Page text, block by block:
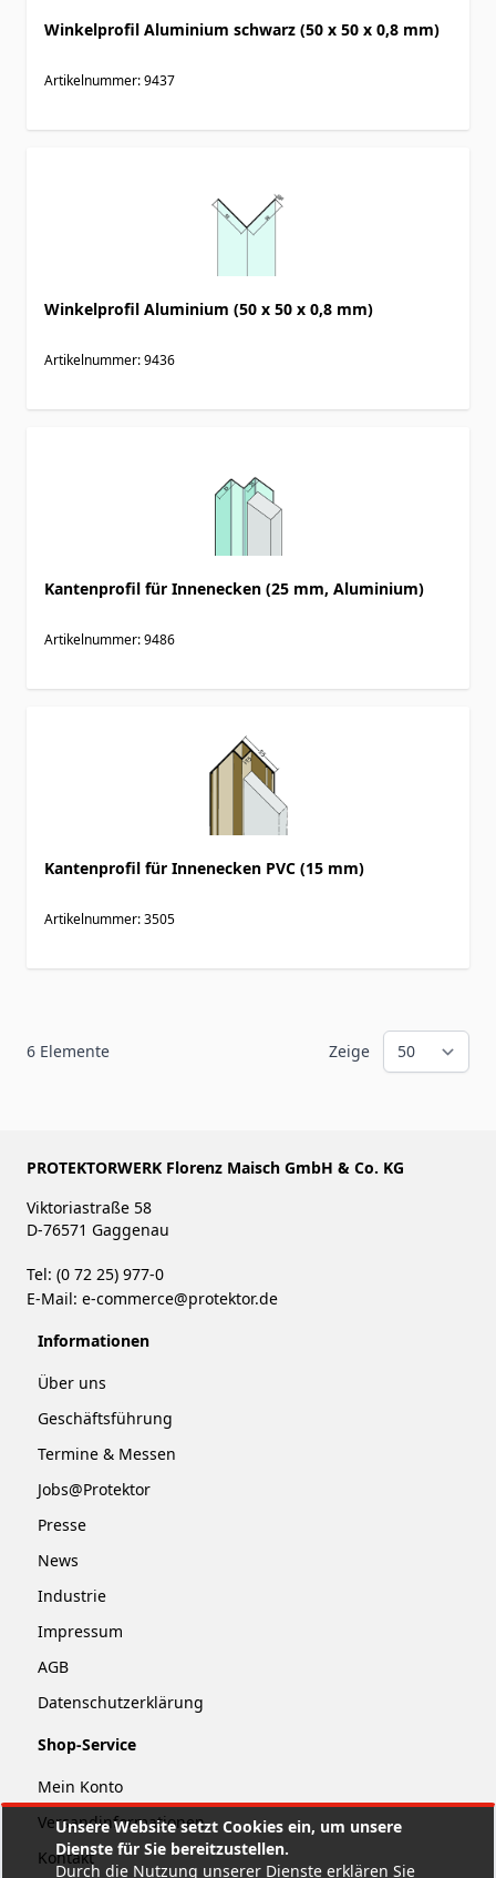
Unsere Website setzt Cookies ein, um unsere
Dienste für Sie bereitzustellen.
Durch die Nutzung unserer Dienste erklären Sie
Winkelprofil Aluminium schwarz (50 x 50 x 0,8 mm)
Artikelnummer: 9437
Winkelprofil Aluminium (50 x 50 x 0,8 mm)
Artikelnummer: 9436
Kantenprofil für Innenecken (25 mm, Aluminium)
Artikelnummer: 9486
Kantenprofil für Innenecken PVC (15 mm)
Artikelnummer: 3505
6 Elemente Zeige
PROTEKTORWERK Florenz Maisch GmbH & Co. KG
Viktoriastraße 58
D-76571 Gaggenau
Tel: (0 72 25) 977-0
E-Mail: e-commerce@protektor.de
Informationen
Über uns
Geschäftsführung
Termine & Messen
Jobs@Protektor
Presse
News
Industrie
Impressum
AGB
Datenschutzerklärung
Shop-Service
Mein Konto
Versandinformationen
Kontakt